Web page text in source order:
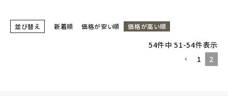
ようこそ ゲスト 様
並び替え 新着順 価格が安い順 価格が高い順
54件中 51-54件表示
1
2